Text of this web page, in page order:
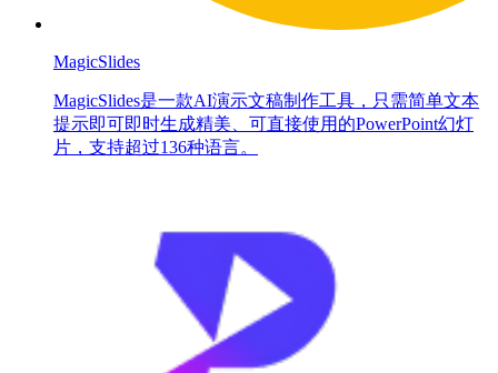
MagicSlides
MagicSlides是一款AI演示文稿制作工具，只需简单文本
提示即可即时生成精美、可直接使用的PowerPoint幻灯
片，支持超过136种语言。